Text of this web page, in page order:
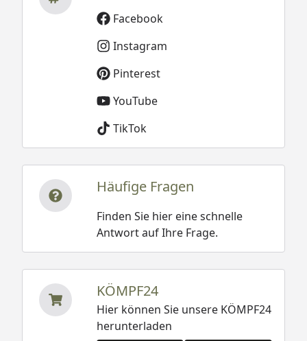
Facebook
Instagram
Pinterest
YouTube
TikTok
Häufige Fragen
Finden Sie hier eine schnelle
Antwort auf Ihre Frage.
KÖMPF24
Hier können Sie unsere KÖMPF24
herunterladen